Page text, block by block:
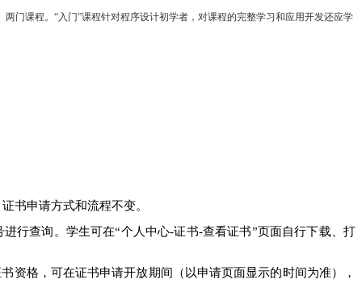
两门课程。“入门”课程针对程序设计初学者，对课程的完整学习和应用开发还应学
证书申请方式和流程不变。
行查询。学生可在“个人中心-证书-查看证书”页面自行下载、打
资格，可在证书申请开放期间（以申请页面显示的时间为准），